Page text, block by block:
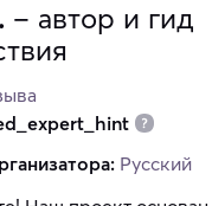
– автор и гид
Русский